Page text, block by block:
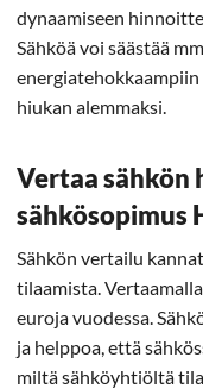
dynaamiseen
Sähköä voi säästää
hiukan alemmaksi.
Vertaa sähkön
sähkösopimus
Sähkön vertailu
tilaamista.
euroja vuodessa.
ja helppoa, että
miltä sähköyhtiöltä